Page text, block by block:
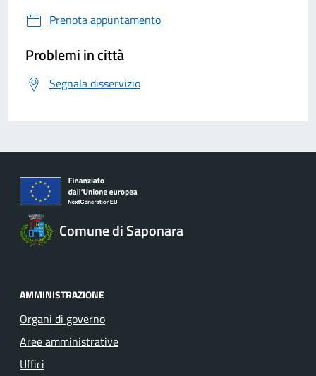
Prenota appuntamento
Problemi in città
Segnala disservizio
Comune di Saponara
AMMINISTRAZIONE
Organi di governo
Aree amministrative
Uffici